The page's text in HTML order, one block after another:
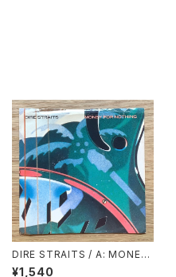
DIRE STRAITS / A: MONEY
FOR NOTHING / B: LOVE O
¥1,540